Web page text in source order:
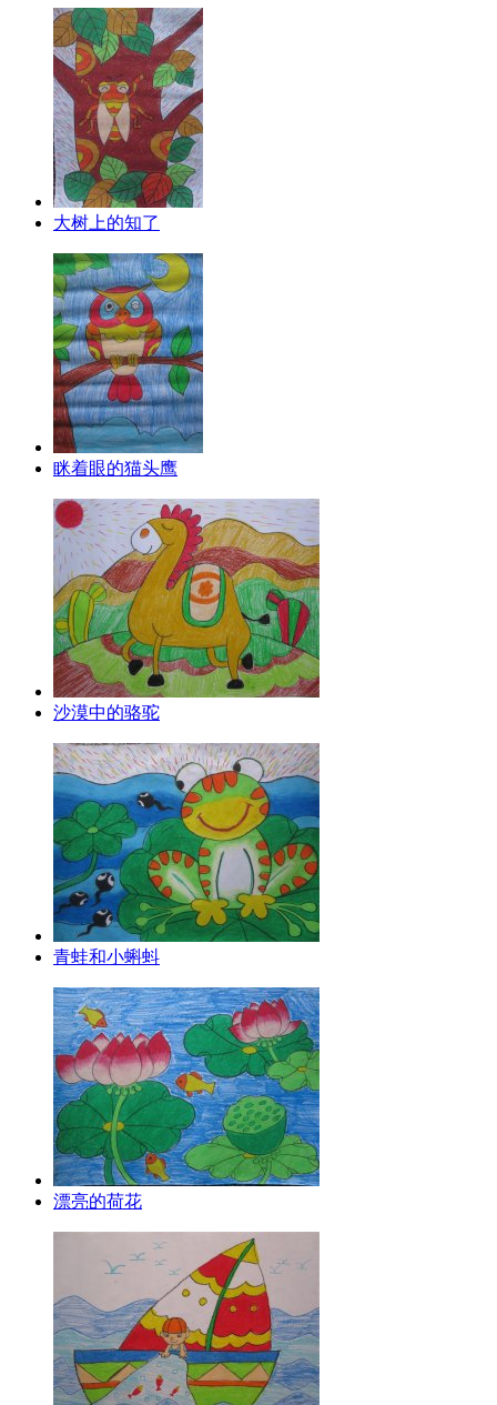
大树上的知了
眯着眼的猫头鹰
沙漠中的骆驼
青蛙和小蝌蚪
漂亮的荷花